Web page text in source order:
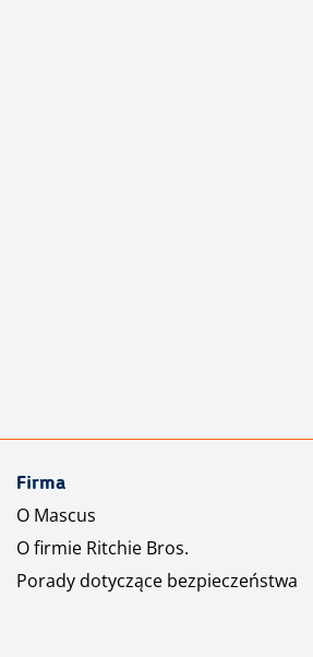
Firma
O Mascus
O firmie Ritchie Bros.
Porady dotyczące bezpieczeństwa